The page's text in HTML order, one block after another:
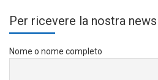
Per ricevere la nostra
Nome o nome completo